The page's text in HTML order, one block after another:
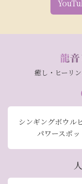
癒し・ヒーリ
シンギングボウル
パワースポッ